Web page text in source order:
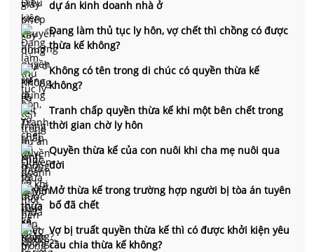
dự án kinh doanh nhà ở
Đang làm thủ tục ly hôn, vợ chết thì chồng có được
thừa kế không?
Không có tên trong di chúc có quyền thừa kế
không?
Tranh chấp quyền thừa kế khi một bên chết trong
thời gian chờ ly hôn
Quyền thừa kế của con nuôi khi cha mẹ nuôi qua
đời
Mở thừa kế trong trường hợp người bị tòa án tuyên
bố đã chết
Vợ bị truất quyền thừa kế thì có được khởi kiện yêu
cầu chia thừa kế không?